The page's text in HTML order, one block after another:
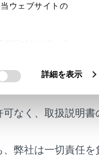
ウェブサイトの
詳細を表示
通規則にしたがって安
るようにしてください
特定できない場合、音
通行止め）などの道路状
わけではありませ
なく、取扱説明書
弊社は一切責任を